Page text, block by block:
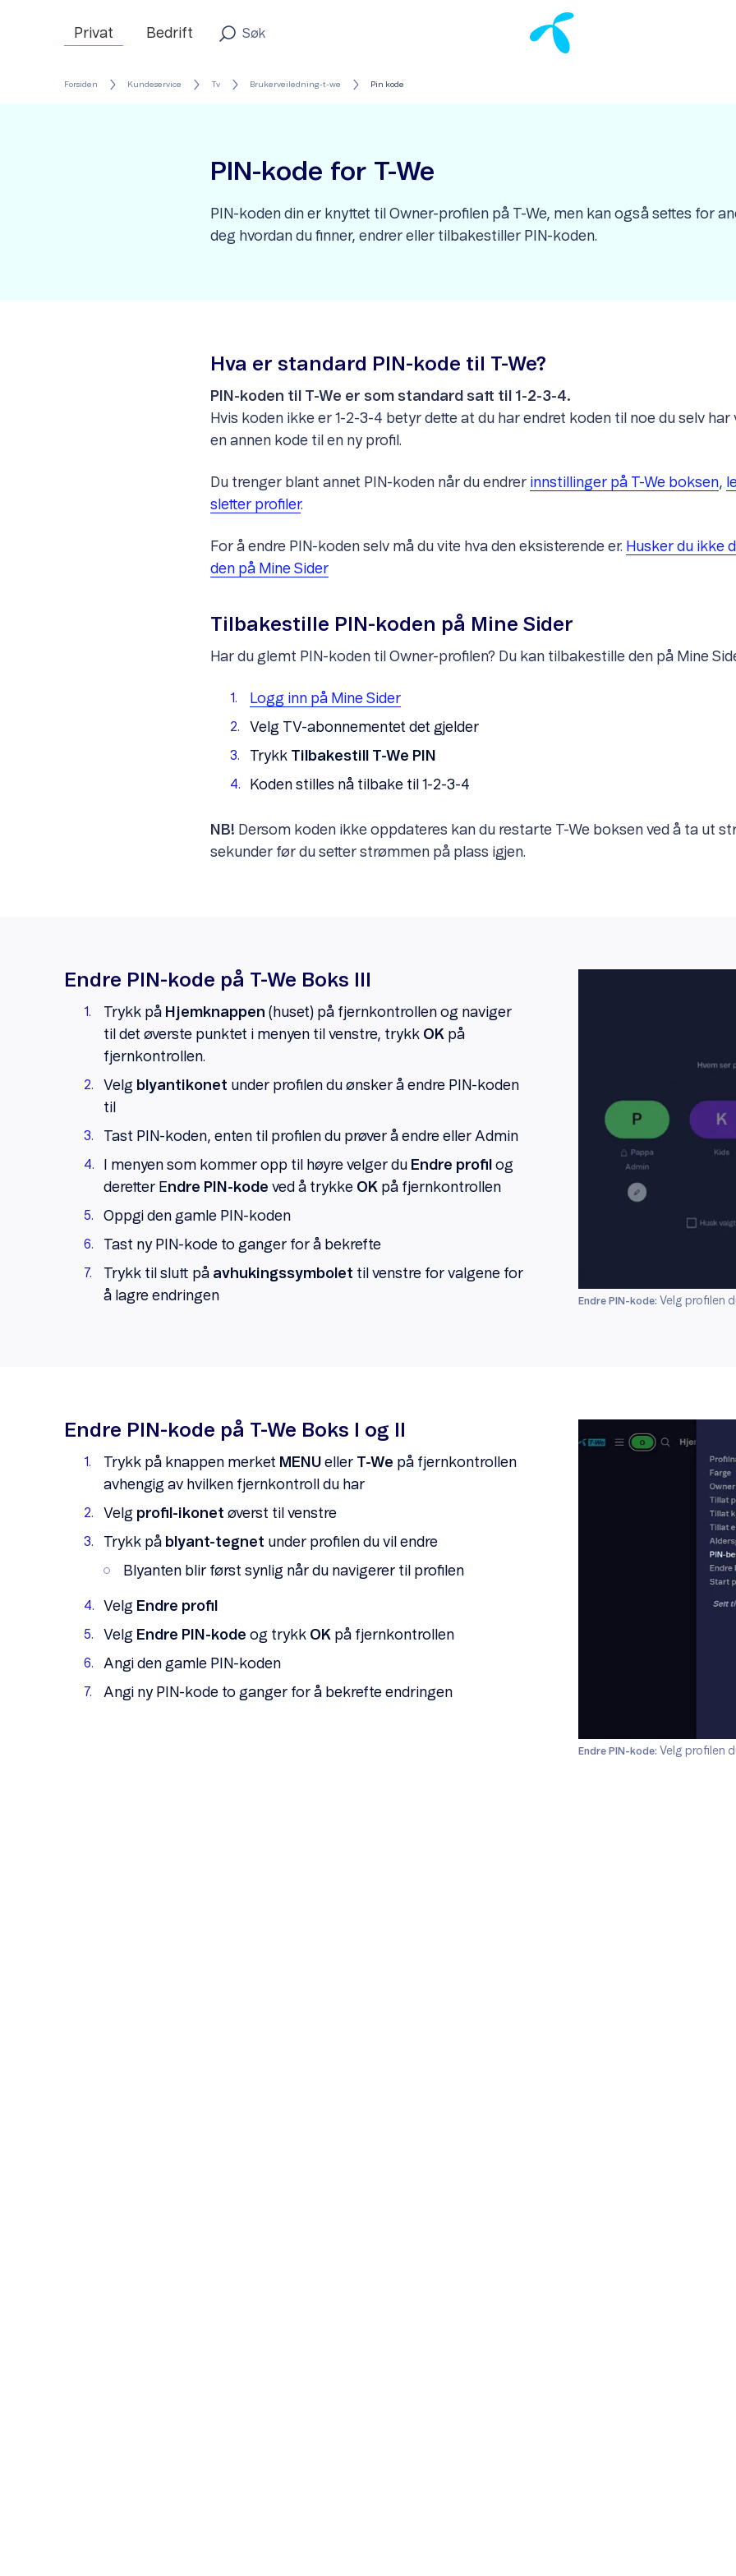
Privat Bedrift
Forsiden Kundeservice Tv Brukerveiledning-t-we Pin kode
PIN-kode for T-We
PIN-koden din er knyttet til Owner-profilen på T-We, men kan også settes for
deg hvordan du finner, endrer eller tilbakestiller PIN-koden.
Hva er standard PIN-kode til T-We?
PIN-koden til T-We er som standard satt til 1-2-3-4.
Hvis koden ikke er 1-2-3-4 betyr dette at du har endret koden til noe du selv
en annen kode til en ny profil.
Du trenger blant annet PIN-koden når du endrer innstillinger på T-We boksen,
sletter profiler.
For å endre PIN-koden selv må du vite hva den eksisterende er. Husker du ikke
den på Mine Sider
Tilbakestille PIN-koden på Mine Sider
Har du glemt PIN-koden til Owner-profilen? Du kan tilbakestille den på Mine
Logg inn på Mine Sider
Velg TV-abonnementet det gjelder
Trykk Tilbakestill T-We PIN
Koden stilles nå tilbake til 1-2-3-4
NB! Dersom koden ikke oppdateres kan du restarte T-We boksen ved å ta ut
sekunder før du setter strømmen på plass igjen.
Endre PIN-kode på T-We Boks III
Trykk på Hjemknappen (huset) på fjernkontrollen og naviger
til det øverste punktet i menyen til venstre, trykk OK på
fjernkontrollen.
Velg blyantikonet under profilen du ønsker å endre PIN-koden
til
Tast PIN-koden, enten til profilen du prøver å endre eller Admin
I menyen som kommer opp til høyre velger du Endre profil og
deretter Endre PIN-kode ved å trykke OK på fjernkontrollen
Oppgi den gamle PIN-koden
Tast ny PIN-kode to ganger for å bekrefte
Trykk til slutt på avhukingssymbolet til venstre for valgene for
å lagre endringen
Endre PIN-kode: Velg profilen
Endre PIN-kode på T-We Boks I og II
Trykk på knappen merket MENU eller T-We på fjernkontrollen
avhengig av hvilken fjernkontroll du har
Velg profil-ikonet øverst til venstre
Trykk på blyant-tegnet under profilen du vil endre
Blyanten blir først synlig når du navigerer til profilen
Velg Endre profil
Velg Endre PIN-kode og trykk OK på fjernkontrollen
Angi den gamle PIN-koden
Angi ny PIN-kode to ganger for å bekrefte endringen
Endre PIN-kode: Velg profilen